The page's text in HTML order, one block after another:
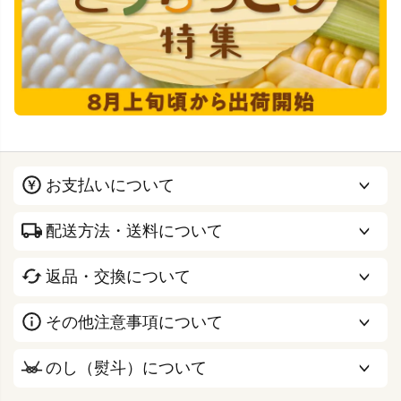
お支払いについて
配送方法・送料について
返品・交換について
その他注意事項について
のし（熨斗）について